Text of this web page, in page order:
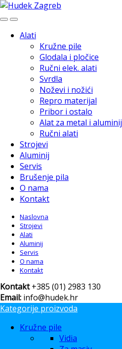
Skip
to
Skip
to
Alati
Kružne pile
Glodala i pločice
Ručni elek. alati
Svrdla
Noževi i nožići
Repro materijal
Pribor i ostalo
Alat za metal i aluminij
Ručni alati
Strojevi
Aluminij
Servis
Brušenje pila
O nama
Kontakt
Naslovna
Strojevi
Alati
Aluminij
Servis
O nama
Kontakt
Kontakt+385 (01) 2983 130
Email: info@hudek.hr
Kategorije proizvoda
Kružne pile
Vidia